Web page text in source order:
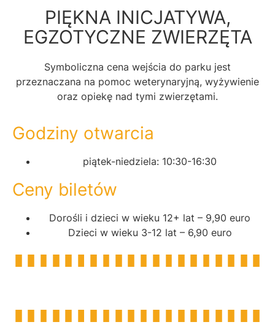
PIĘKNA INICJATYWA,
EGZOTYCZNE ZWIERZĘTA
Symboliczna cena wejścia do parku jest
przeznaczana na pomoc weterynaryjną, wyżywienie
oraz opiekę nad tymi zwierzętami.
Godziny otwarcia
piątek-niedziela: 10:30-16:30
Ceny biletów
Dorośli i dzieci w wieku 12+ lat – 9,90 euro
Dzieci w wieku 3-12 lat – 6,90 euro